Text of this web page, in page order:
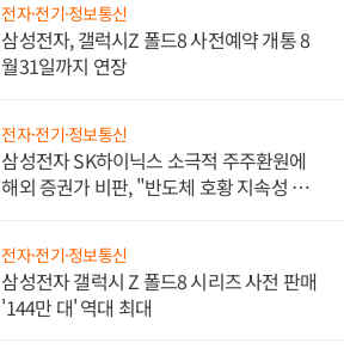
전자·전기·정보통신
삼성전자, 갤럭시Z 폴드8 사전예약 개통 8
월31일까지 연장
전자·전기·정보통신
삼성전자 SK하이닉스 소극적 주주환원에
해외 증권가 비판, "반도체 호황 지속성 의
전자·전기·정보통신
삼성전자 갤럭시 Z 폴드8 시리즈 사전 판매
'144만 대' 역대 최대